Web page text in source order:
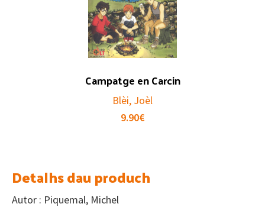
Campatge en Carcin
Blèi, Joèl
9.90€
Detalhs dau produch
Autor : Piquemal, Michel